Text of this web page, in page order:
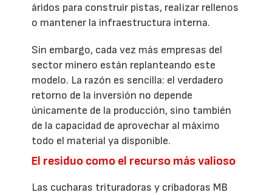
áridos para construir pistas, realizar rellenos
o mantener la infraestructura interna.
Sin embargo, cada vez más empresas del
sector minero están replanteando este
modelo. La razón es sencilla: el verdadero
retorno de la inversión no depende
únicamente de la producción, sino también
de la capacidad de aprovechar al máximo
todo el material ya disponible.
El residuo como el recurso más valioso
Las cucharas trituradoras y cribadoras MB